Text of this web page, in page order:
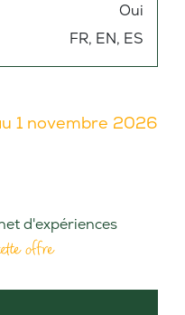
Oui
FR, EN, ES
1 novembre 2026
d'expériences
offre